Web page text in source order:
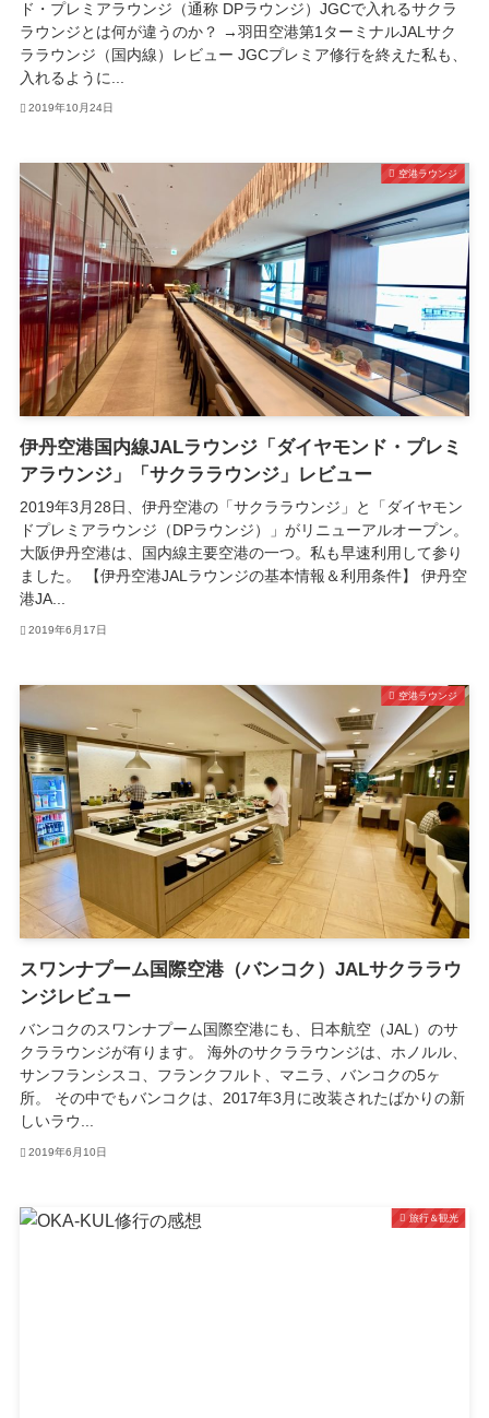
ド・プレミアラウンジ（通称 DPラウンジ）JGCで入れるサクラ
ラウンジとは何が違うのか？ →羽田空港第1ターミナルJALサク
ララウンジ（国内線）レビュー JGCプレミア修行を終えた私も、
入れるように...
2019年10月24日
空港ラウンジ
伊丹空港国内線JALラウンジ「ダイヤモンド・プレミ
アラウンジ」「サクララウンジ」レビュー
2019年3月28日、伊丹空港の「サクララウンジ」と「ダイヤモン
ドプレミアラウンジ（DPラウンジ）」がリニューアルオープン。
大阪伊丹空港は、国内線主要空港の一つ。私も早速利用して参り
ました。 【伊丹空港JALラウンジの基本情報＆利用条件】 伊丹空
港JA...
2019年6月17日
空港ラウンジ
スワンナプーム国際空港（バンコク）JALサクララウ
ンジレビュー
バンコクのスワンナプーム国際空港にも、日本航空（JAL）のサ
クララウンジが有ります。 海外のサクララウンジは、ホノルル、
サンフランシスコ、フランクフルト、マニラ、バンコクの5ヶ
所。 その中でもバンコクは、2017年3月に改装されたばかりの新
しいラウ...
2019年6月10日
旅行＆観光